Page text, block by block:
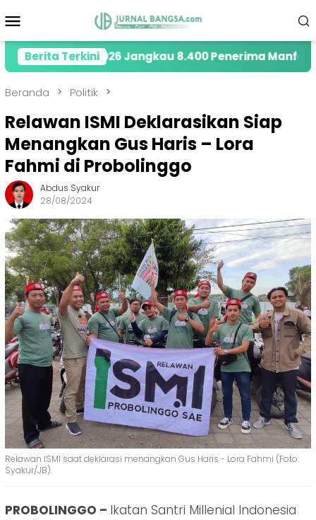
ke
Mobile
Berita Terkini
2026 Jangkau 8.400 Penerima Manfaat melalui
Beranda Politik
Relawan ISMI Deklarasikan Siap
Menangkan Gus Haris – Lora
Fahmi di Probolinggo
Abdus Syakur
28/08/2024
Relawan ISMI saat deklarasi menangkan Gus Haris - Lora Fahmi (Foto:
Syakur/JB).
PROBOLINGGO – Ikatan Santri Millenial Indonesia